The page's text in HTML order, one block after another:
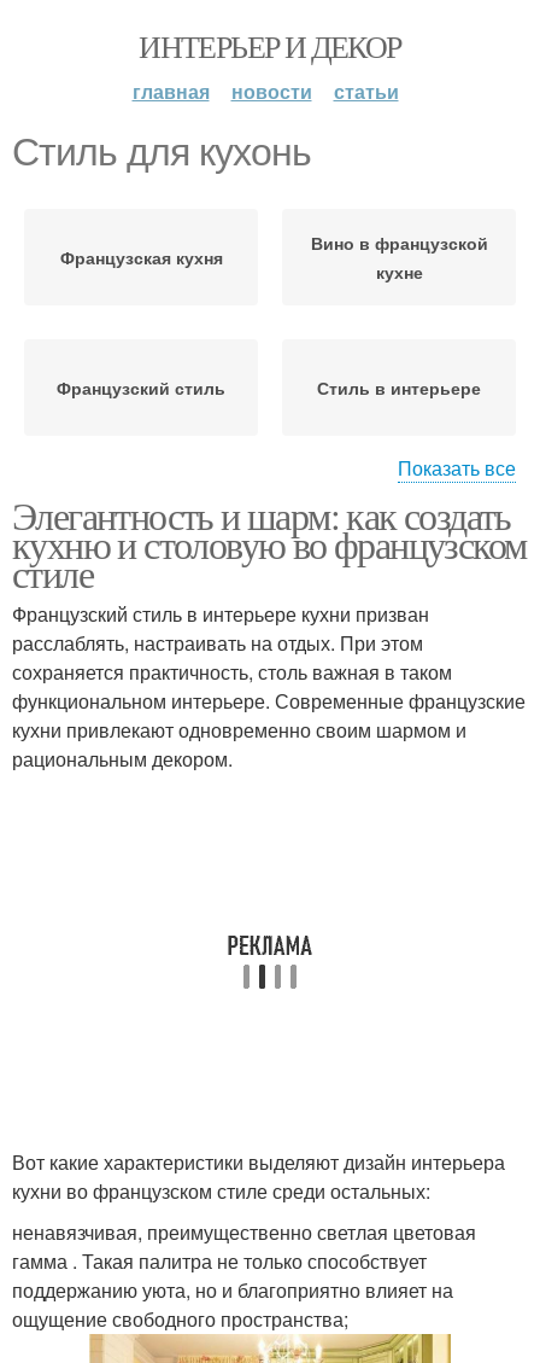
ИНТЕРЬЕР И ДЕКОР
главная новости статьи
Стиль для кухонь
Французская кухня
Вино в французской
кухне
Французский стиль Стиль в интерьере
Атмосфера на кухне Стиль на кухне
Стиль в кухне
Показать все
Элегантность и шарм: как создать
кухню и столовую во французском
стиле
Французский стиль в интерьере кухни призван
расслаблять, настраивать на отдых. При этом
сохраняется практичность, столь важная в таком
функциональном интерьере. Современные французские
кухни привлекают одновременно своим шармом и
рациональным декором.
Вот какие характеристики выделяют дизайн интерьера
кухни во французском стиле среди остальных:
ненавязчивая, преимущественно светлая цветовая
гамма . Такая палитра не только способствует
поддержанию уюта, но и благоприятно влияет на
ощущение свободного пространства;